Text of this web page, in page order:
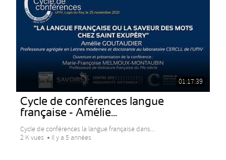
01:17:39
Cycle de conférences langue
française - Amélie...
Cycle de conférences la langue française dans...
2 K vues
Il y a 5 années